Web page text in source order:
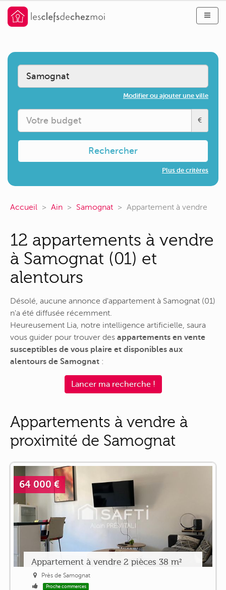
Modifier ou ajouter une ville
€
Rechercher
Plus de critères
Accueil Ain Samognat Appartement à vendre
12 appartements à vendre
à Samognat (01) et
alentours
Désolé, aucune annonce d'appartement à Samognat (01)
n'a été diffusée récemment.
Heureusement Lia, notre intelligence artificielle, saura
vous guider pour trouver des appartements en vente
susceptibles de vous plaire et disponibles aux
alentours de Samognat :
Lancer ma recherche !
Appartements à vendre à
proximité de Samognat
64 000 €
Appartement à vendre 2 pièces 38 m²
Près de Samognat
Proche commerces